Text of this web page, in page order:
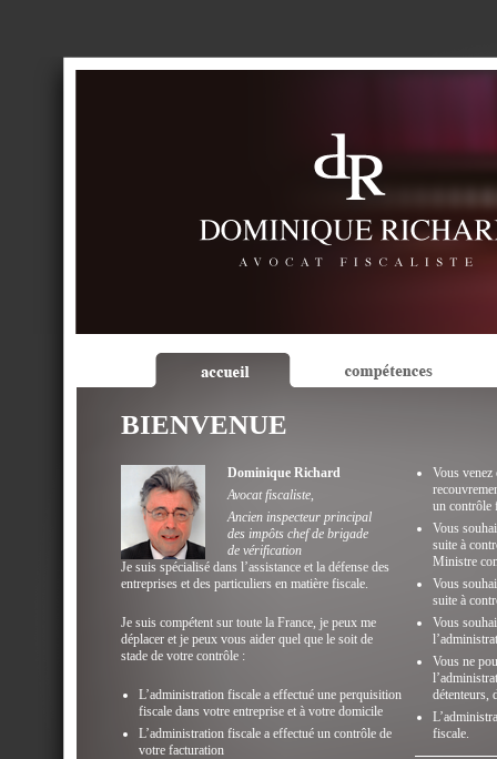
BIENVENUE
Dominique Richard
Avocat fiscaliste,
Ancien inspecteur principal
des impôts chef de brigade
de vérification
Je suis spécialisé dans l’assistance et la défense des
entreprises et des particuliers en matière fiscale.
Je suis compétent sur toute la France, je peux me
déplacer et je peux vous aider quel que le soit de
stade de votre contrôle :
L’administration fiscale a effectué une perquisition
fiscale dans votre entreprise et à votre domicile
L’administration fiscale a effectué un contrôle de
votre facturation
Vous venez
un contrôle
Vous
suite à
Ministre
Vous
suite à
Vous
Vous ne
détenteurs,
fiscale.